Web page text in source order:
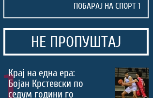
НЕ ПРОПУШТАЈ
Крај на една ера:
Бојан Крстевски по
седум години го